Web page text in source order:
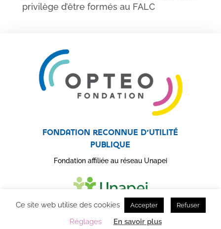
privilège d’être formés au FALC
Fondation reconnue d’utilité
publique
Fondation affiliée au réseau Unapei
Ce site web utilise des cookies Accepter Refuser
Réglages En savoir plus